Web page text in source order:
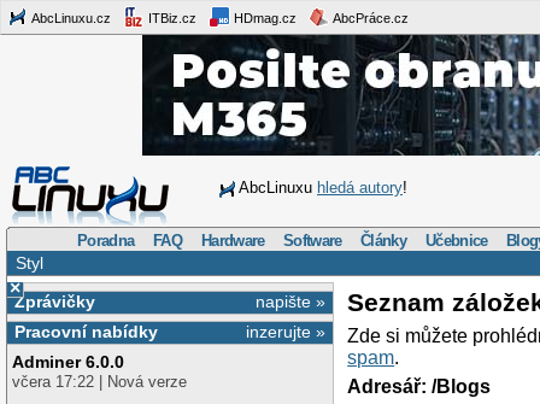
AbcLinuxu.cz ITBiz.cz HDmag.cz AbcPráce.cz
AbcLinuxu hledá autory!
Poradna FAQ Hardware Software Články Učebnice
Styl
×
napište »
Zprávičky
inzerujte »
Pracovní nabídky
Adminer 6.0.0
včera 17:22 | Nová verze
Seznam
Zde si můžete
spam.
Adresář: /Blogs